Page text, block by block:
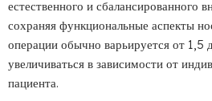
естественного и сбалансированного
сохраняя функциональные аспекты
операции обычно варьируется от 1,5
увеличиваться в зависимости от
пациента.